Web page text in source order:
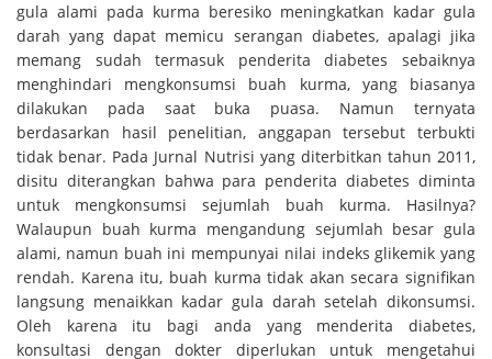
gula alami pada kurma beresiko meningkatkan kadar gula
darah yang dapat memicu serangan diabetes, apalagi jika
memang sudah termasuk penderita diabetes sebaiknya
menghindari mengkonsumsi buah kurma, yang biasanya
dilakukan pada saat buka puasa. Namun ternyata
berdasarkan hasil penelitian, anggapan tersebut terbukti
tidak benar. Pada Jurnal Nutrisi yang diterbitkan tahun 2011,
disitu diterangkan bahwa para penderita diabetes diminta
untuk mengkonsumsi sejumlah buah kurma. Hasilnya?
Walaupun buah kurma mengandung sejumlah besar gula
alami, namun buah ini mempunyai nilai indeks glikemik yang
rendah. Karena itu, buah kurma tidak akan secara signifikan
langsung menaikkan kadar gula darah setelah dikonsumsi.
Oleh karena itu bagi anda yang menderita diabetes,
konsultasi dengan dokter diperlukan untuk mengetahui